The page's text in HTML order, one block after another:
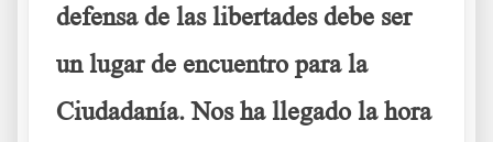
defensa de las libertades debe ser
un lugar de encuentro para la
Ciudadanía. Nos ha llegado la hora